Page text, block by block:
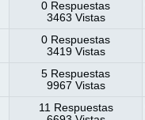
0 Respuestas
3463 Vistas
0 Respuestas
3419 Vistas
5 Respuestas
9967 Vistas
11 Respuestas